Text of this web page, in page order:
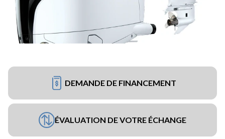
DEMANDE DE FINANCEMENT
ÉVALUATION DE VOTRE ÉCHANGE